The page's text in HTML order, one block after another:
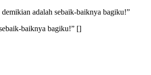
adalah sebaik-baiknya bagiku!”
baiknya bagiku!” []